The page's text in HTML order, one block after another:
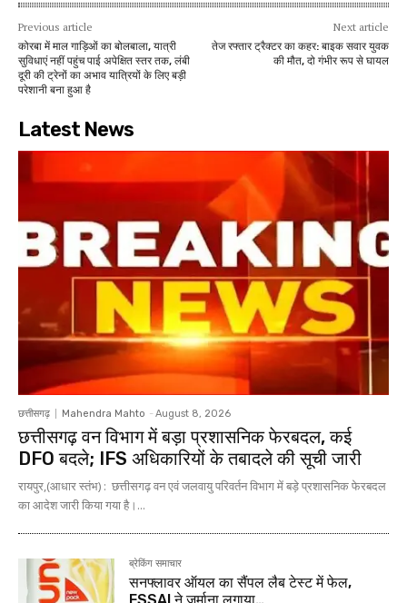
Previous article
कोरबा में माल गाड़िओं का बोलबाला, यात्री
सुविधाएं नहीं पहुंच पाई अपेक्षित स्तर तक, लंबी
दूरी की ट्रेनों का अभाव यात्रियों के लिए बड़ी
परेशानी बना हुआ है
Next article
तेज रफ्तार ट्रैक्टर का कहर: बाइक सवार युवक
की मौत, दो गंभीर रूप से घायल
Latest News
छत्तीसगढ़ Mahendra Mahto - August 8, 2026
छत्तीसगढ़ वन विभाग में बड़ा प्रशासनिक फेरबदल, कई
DFO बदले; IFS अधिकारियों के तबादले की सूची जारी
रायपुर,(आधार स्तंभ) : छत्तीसगढ़ वन एवं जलवायु परिवर्तन विभाग में बड़े प्रशासनिक फेरबदल
का आदेश जारी किया गया है।...
ब्रेकिंग समाचार
सनफ्लावर ऑयल का सैंपल लैब टेस्ट में फेल,